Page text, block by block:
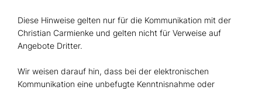
Diese Hinweise gelten nur für die Kommunikation mit der
Christian Carmienke und gelten nicht für Verweise auf
Angebote Dritter.
Wir weisen darauf hin, dass bei der elektronischen
Kommunikation eine unbefugte Kenntnisnahme oder